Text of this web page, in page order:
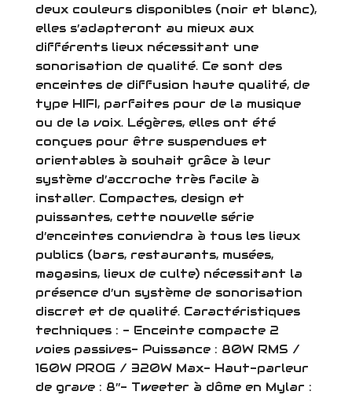
deux couleurs disponibles (noir et blanc),
elles s’adapteront au mieux aux
différents lieux nécessitant une
sonorisation de qualité. Ce sont des
enceintes de diffusion haute qualité, de
type HIFI, parfaites pour de la musique
ou de la voix. Légères, elles ont été
conçues pour être suspendues et
orientables à souhait grâce à leur
système d’accroche très facile à
installer. Compactes, design et
puissantes, cette nouvelle série
d’enceintes conviendra à tous les lieux
publics (bars, restaurants, musées,
magasins, lieux de culte) nécessitant la
présence d’un système de sonorisation
discret et de qualité. Caractéristiques
techniques : - Enceinte compacte 2
voies passives- Puissance : 80W RMS /
160W PROG / 320W Max- Haut-parleur
de grave : 8’’- Tweeter à dôme en Mylar :